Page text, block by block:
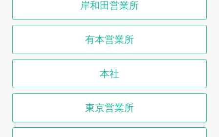
岸和田営業所
有本営業所
本社
東京営業所